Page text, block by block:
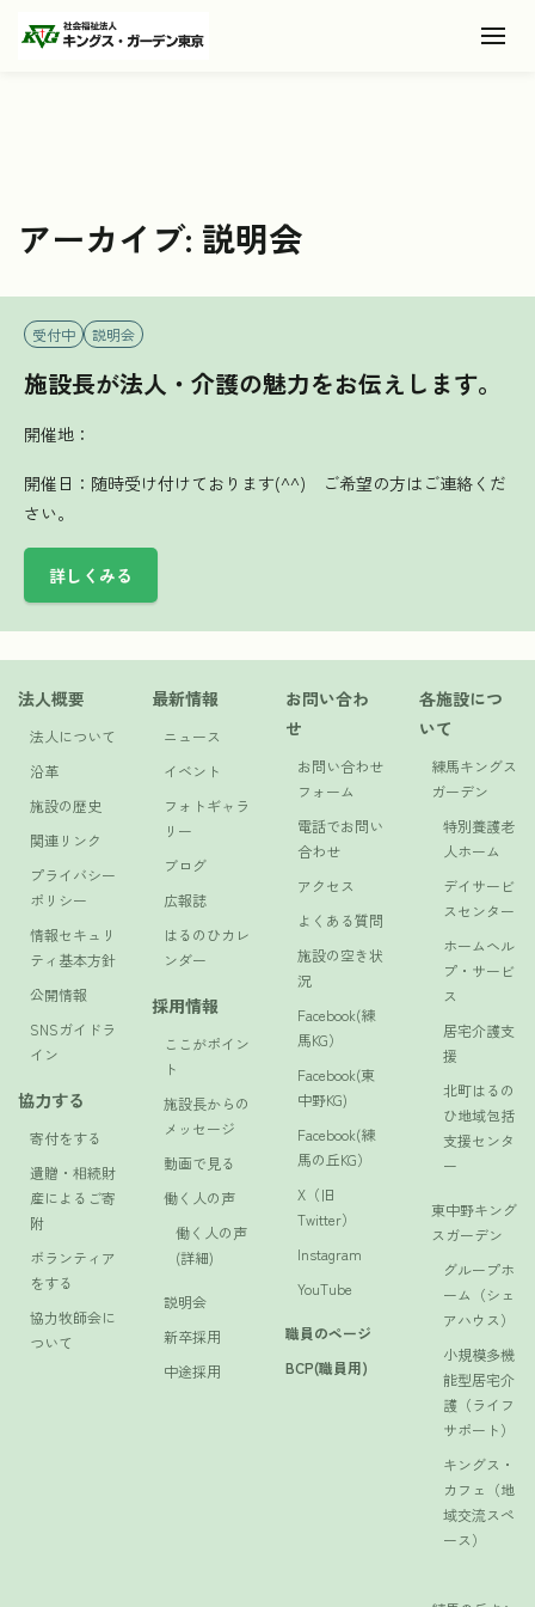
アーカイブ: 説明会
受付中 説明会
施設長が法人・介護の魅力をお伝えします。
開催地：
開催日：随時受け付けております(^^) ご希望の方はご連絡くだ
さい。
詳しくみる
法人概要
法人について
沿革
施設の歴史
関連リンク
プライバシー
ポリシー
情報セキュリ
ティ基本方針
公開情報
SNSガイドラ
イン
協力する
寄付をする
遺贈・相続財
産によるご寄
附
ボランティア
をする
協力牧師会に
ついて
最新情報
ニュース
イベント
フォトギャラ
リー
ブログ
広報誌
はるのひカレ
ンダー
採用情報
ここがポイン
ト
施設長からの
メッセージ
動画で見る
働く人の声
働く人の声
(詳細)
説明会
新卒採用
中途採用
お問い合わ
せ
お問い合わせ
フォーム
電話でお問い
合わせ
アクセス
よくある質問
施設の空き状
況
Facebook(練
馬KG）
Facebook(東
中野KG)
Facebook(練
馬の丘KG）
X（旧
Twitter）
Instagram
YouTube
職員のページ
BCP(職員用)
各施設につ
いて
練馬キングス
ガーデン
特別養護老
人ホーム
デイサービ
スセンター
ホームヘル
プ・サービ
ス
居宅介護支
援
北町はるの
ひ地域包括
支援センタ
ー
東中野キング
スガーデン
グループホ
ーム（シェ
アハウス）
小規模多機
能型居宅介
護（ライフ
サポート）
キングス・
カフェ（地
域交流スペ
ース）